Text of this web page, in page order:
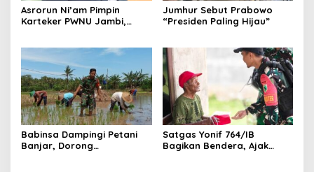
Asrorun Ni’am Pimpin
Karteker PWNU Jambi,
Kedua NU
Jumhur Sebut Prabowo
“Presiden Paling Hijau”
Babinsa Dampingi Petani
Banjar, Dorong
Satgas Yonif 764/IB
Bagikan Bendera, Ajak